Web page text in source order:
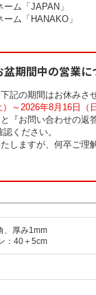
ム「JAPAN」
ム「HANAKO」
期間中の営業
記の期間はお休みさ
～2026年8月16日（日
と『お問い合わせの返
認ください。
しますが、何卒ご理
、厚み1mm
：40＋5cm